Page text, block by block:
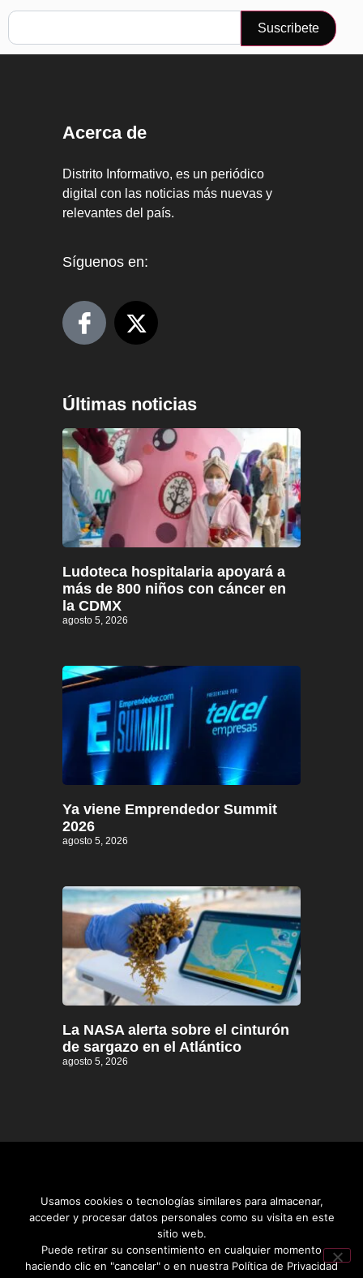
Suscribete
Acerca de
Distrito Informativo, es un periódico
digital con las noticias más nuevas y
relevantes del país.
Síguenos en:
Últimas noticias
Ludoteca hospitalaria apoyará a
más de 800 niños con cáncer en
la CDMX
agosto 5, 2026
Ya viene Emprendedor Summit
2026
agosto 5, 2026
La NASA alerta sobre el cinturón
de sargazo en el Atlántico
agosto 5, 2026
Distrito informativo © 2026
Usamos cookies o tecnologías similares para almacenar,
acceder y procesar datos personales como su visita en este
sitio web.
Puede retirar su consentimiento en cualquier momento
haciendo clic en "cancelar" o en nuestra Política de Privacidad